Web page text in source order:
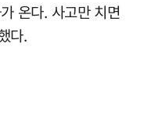
온다. 사고만 치면
다.